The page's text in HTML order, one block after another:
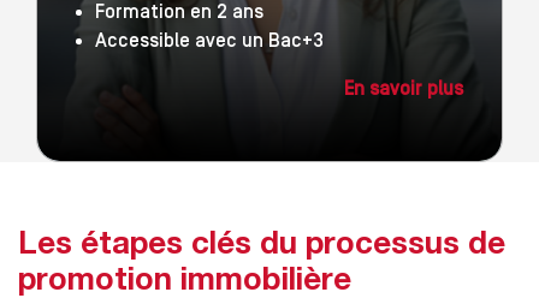
Formation en 2 ans
Accessible avec un Bac+3
En savoir plus
Les étapes clés du processus de
promotion immobilière